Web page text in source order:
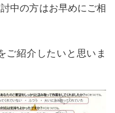
中の方はお早めにご相
ご紹介したいと思いま